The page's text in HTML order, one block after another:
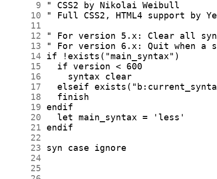
      9
     10
     11
     12
     13
     14
     15
     16
     17
     18
     19
     20
     21
     22
     23
     24
     25